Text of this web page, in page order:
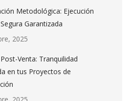
Metodológica: Ejecución
Garantizada
2025
Venta: Tranquilidad
en tus Proyectos de